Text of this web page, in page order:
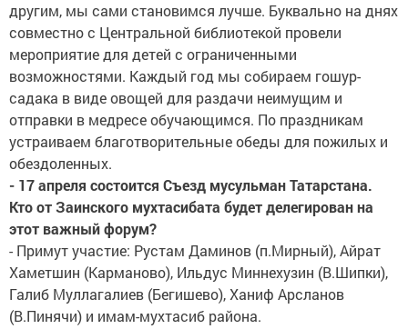
другим, мы сами становимся лучше. Буквально на днях
совместно с Центральной библиотекой провели
мероприятие для детей с ограниченными
возможностями. Каждый год мы собираем гошур-
садака в виде овощей для раздачи неимущим и
отправки в медресе обучающимся. По праздникам
устраиваем благотворительные обеды для пожилых и
обездоленных.
- 17 апреля состоится Съезд мусульман Татарстана.
Кто от Заинского мухтасибата будет делегирован на
этот важный форум?
- Примут участие: Рустам Даминов (п.Мирный), Айрат
Хаметшин (Карманово), Ильдус Миннехузин (В.Шипки),
Галиб Муллагалиев (Бегишево), Ханиф Арсланов
(В.Пинячи) и имам-мухтасиб района.